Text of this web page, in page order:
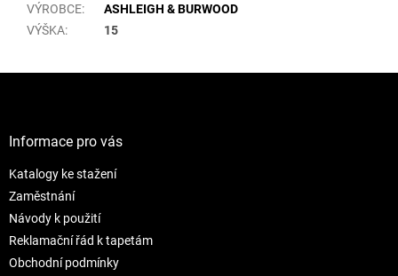
VÝROBCE:
ASHLEIGH & BURWOOD
VÝŠKA: 15
Informace pro vás
Katalogy ke stažení
Zaměstnání
Návody k použití
Reklamační řád k tapetám
Obchodní podmínky